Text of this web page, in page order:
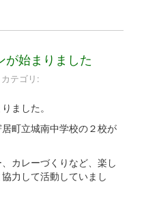
が始まりました
カテゴリ:
ました。
町立城南中学校の２校が
カレーづくりなど、楽し
力して活動していまし